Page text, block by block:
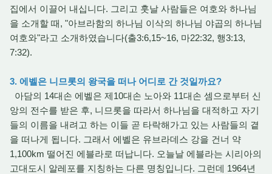
집에서 이끌어 내십니다. 그리고 훗날 사람들은 여호와 하나님
을 소개할 때, "아브라함의 하나님 이삭의 하나님 야곱의 하나님
여호와"라고 소개하였습니다(출3:6,15~16, 마22:32, 행3:13,
7:32).
3. 에벨은 니므롯의 왕국을 떠나 어디로 간 것일까요?
아담의 14대손 에벨은 제10대손 노아와 11대손 셈으로부터 신
앙의 전수를 받은 후, 니므롯을 따라서 하나님을 대적하고 자기
들의 이름을 내려고 하는 이들 곧 타락해가고 있는 사람들의 곁
을 떠나게 됩니다. 그래서 에벨은 유브라데스 강을 건너 약
1,100km 떨어진 에블라로 떠납니다. 오늘날 에블라는 시리아의
고대도시 알레포를 지칭하는 다른 명칭입니다. 그런데 1964년